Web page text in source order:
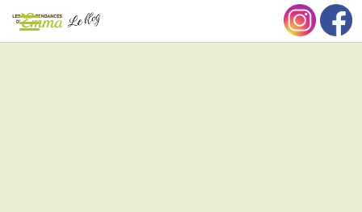
Aller
contenu